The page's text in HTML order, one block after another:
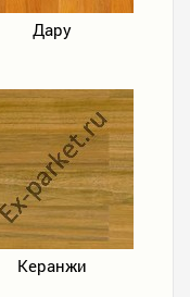
Дару
Керанжи